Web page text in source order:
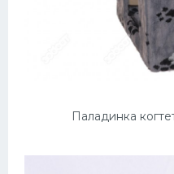
Паладинка